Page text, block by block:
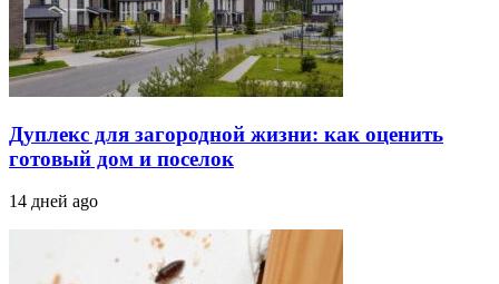
Дуплекс для загородной жизни: как оценить
готовый дом и поселок
14 дней ago